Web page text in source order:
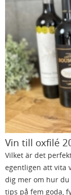
Vin till oxfilé
Vilket är det
egentligen att vita
dig mer om hur
tips på fem goda,